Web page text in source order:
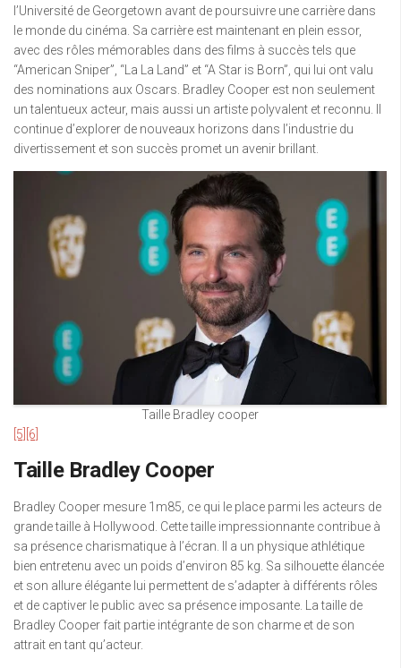
l’Université de Georgetown avant de poursuivre une carrière dans
le monde du cinéma. Sa carrière est maintenant en plein essor,
avec des rôles mémorables dans des films à succès tels que
“American Sniper”, “La La Land” et “A Star is Born”, qui lui ont valu
des nominations aux Oscars. Bradley Cooper est non seulement
un talentueux acteur, mais aussi un artiste polyvalent et reconnu. Il
continue d’explorer de nouveaux horizons dans l’industrie du
divertissement et son succès promet un avenir brillant.
Taille Bradley cooper
[5] [6]
Taille Bradley Cooper
Bradley Cooper mesure 1m85, ce qui le place parmi les acteurs de
grande taille à Hollywood. Cette taille impressionnante contribue à
sa présence charismatique à l’écran. Il a un physique athlétique
bien entretenu avec un poids d’environ 85 kg. Sa silhouette élancée
et son allure élégante lui permettent de s’adapter à différents rôles
et de captiver le public avec sa présence imposante. La taille de
Bradley Cooper fait partie intégrante de son charme et de son
attrait en tant qu’acteur.